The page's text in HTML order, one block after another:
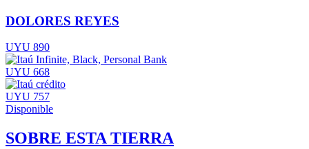
DOLORES REYES
UYU 890
UYU 668
UYU 757
Disponible
SOBRE ESTA TIERRA